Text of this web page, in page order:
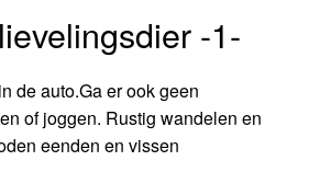
-1-
de auto.Ga er ook geen
of joggen. Rustig wandelen en
eenden en vissen